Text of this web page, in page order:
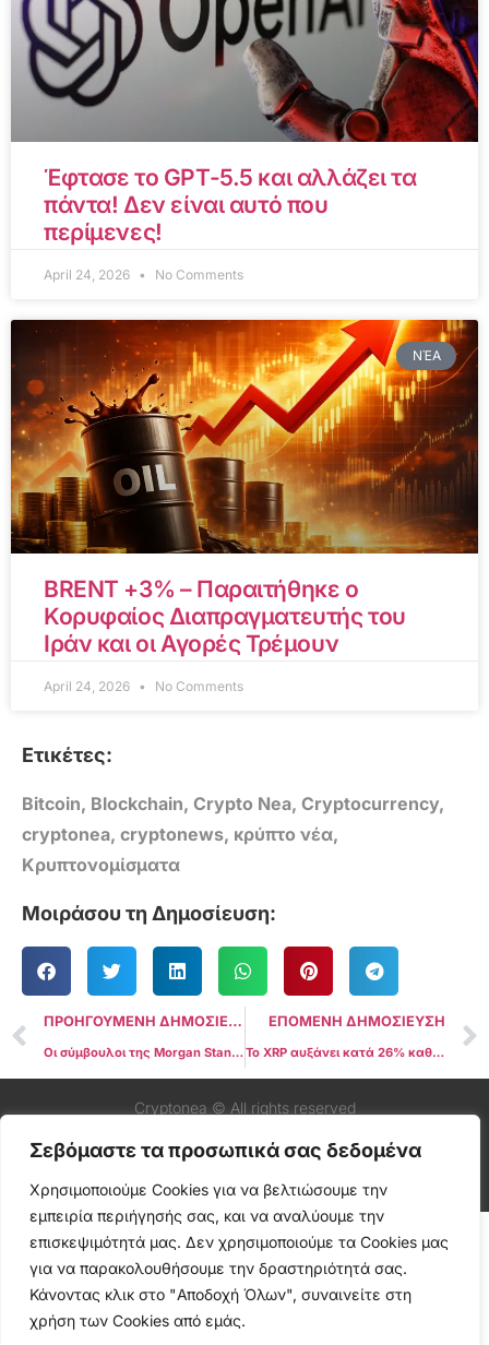
Σεβόμαστε τα προσωπικά σας δεδομένα
Χρησιμοποιούμε Cookies για να βελτιώσουμε την
εμπειρία περιήγησής σας, και να αναλύουμε την
επισκεψιμότητά μας. Δεν χρησιμοποιούμε τα Cookies μας
για να παρακολουθήσουμε την δραστηριότητά σας.
Κάνοντας κλικ στο "Αποδοχή Όλων", συναινείτε στη
χρήση των Cookies από εμάς.
Έφτασε το GPT-5.5 και αλλάζει τα
πάντα! Δεν είναι αυτό που
περίμενες!
April 24, 2026 No Comments
ΝΈΑ
BRENT +3% – Παραιτήθηκε ο
Κορυφαίος Διαπραγματευτής του
Ιράν και οι Αγορές Τρέμουν
April 24, 2026 No Comments
Ετικέτες:
Bitcoin, Blockchain, Crypto Nea, Cryptocurrency,
cryptonea, cryptonews, κρύπτο νέα,
Κρυπτονομίσματα
Μοιράσου τη Δημοσίευση:
ΠΡΟΗΓΟΥΜΕΝΗ ΔΗΜΟΣΙΕΥΣΗ
Οι σύμβουλοι της Morgan Stanley είναι πλέον εξουσιοδοτημένοι να προσφέρουν Bitcoin ETF
ΕΠΟΜΕΝΗ ΔΗΜΟΣΙΕΥΣΗ
Το XRP αυξάνει κατά 26% καθώς οι ηγέτες του Ripple γιορτάζουν το πρόστιμο $125 εκατομμυρίων ως «νίκη»
Cryptonea © All rights reserved